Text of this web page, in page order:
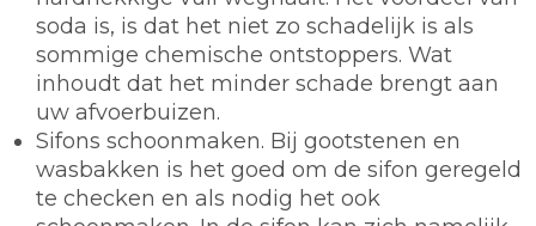
soda is, is dat het niet zo schadelijk is als
sommige chemische ontstoppers. Wat
inhoudt dat het minder schade brengt aan
uw afvoerbuizen.
Sifons schoonmaken. Bij gootstenen en
wasbakken is het goed om de sifon geregeld
te checken en als nodig het ook